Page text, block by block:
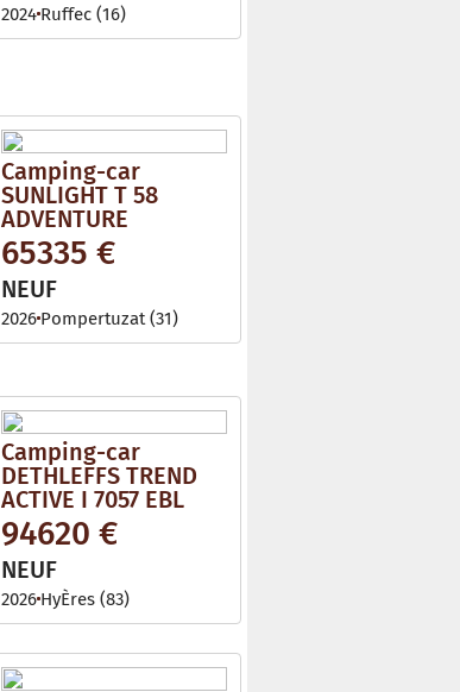
2024 Ruffec (16)
Camping-car
SUNLIGHT T 58
ADVENTURE
65335 €
NEUF
2026 Pompertuzat (31)
Camping-car
DETHLEFFS TREND
ACTIVE I 7057 EBL
94620 €
NEUF
2026 HyÈres (83)